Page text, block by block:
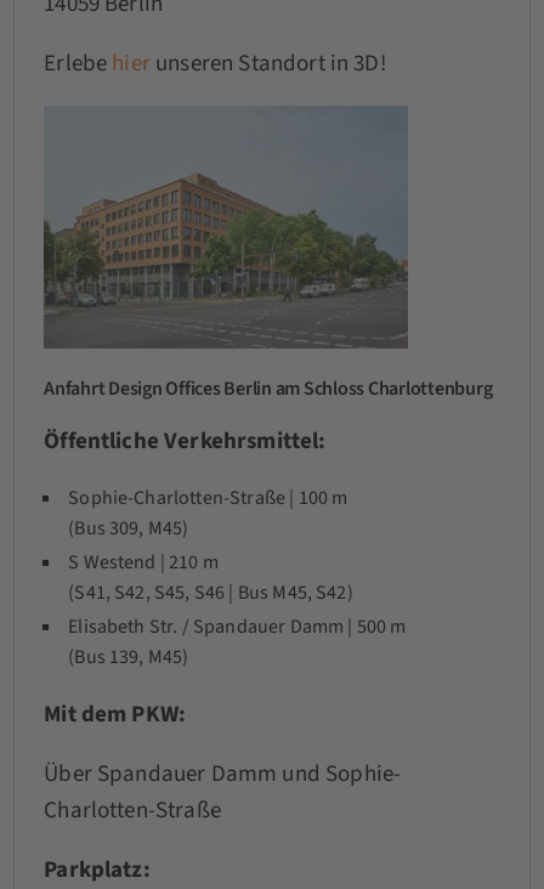
Erlebehierunseren Standort in 3D!
Anfahrt Design Offices Berlin am Schloss Charlottenburg
Öffentliche Verkehrsmittel:
Sophie-Charlotten-Straße | 100 m
(Bus 309, M45)
S Westend | 210 m
(S41, S42, S45, S46 | Bus M45, S42)
Elisabeth Str. / Spandauer Damm | 500 m
(Bus 139, M45)
Mit dem PKW:
Über Spandauer Damm und Sophie-
Charlotten-Straße
Parkplatz: